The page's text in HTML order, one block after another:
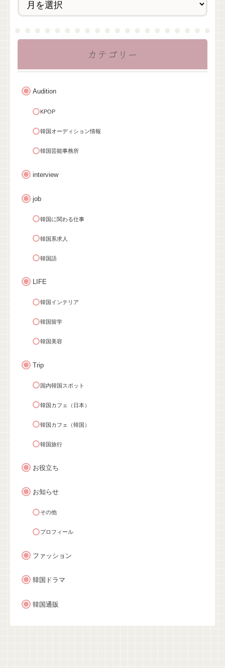
カテゴリー
Audition
KPOP
韓国オーディション情報
韓国芸能事務所
interview
job
韓国に関わる仕事
韓国系求人
韓国語
LIFE
韓国インテリア
韓国留学
韓国美容
Trip
国内韓国スポット
韓国カフェ（日本）
韓国カフェ（韓国）
韓国旅行
お役立ち
お知らせ
その他
プロフィール
ファッション
韓国ドラマ
韓国通販